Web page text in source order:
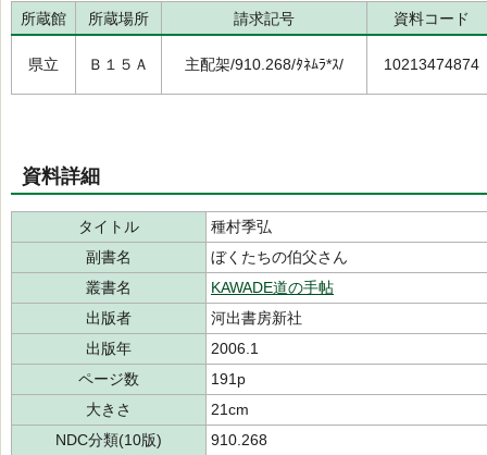
所蔵館 所蔵場所 請求記号 資料コード
県立 Ｂ１５Ａ 主配架/910.268/ﾀﾈﾑﾗ*ｽ/ 10213474874
資料詳細
タイトル
種村季弘
副書名
ぼくたちの伯父さん
叢書名
KAWADE道の手帖
出版者
河出書房新社
出版年
2006.1
ページ数
191p
大きさ
21cm
NDC分類(10版)
910.268